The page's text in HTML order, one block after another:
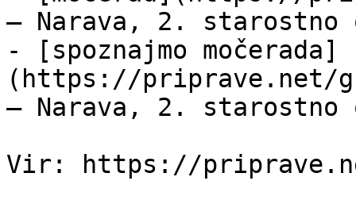
— Narava, 2. starostno
- [spoznajmo močerada]
(https://priprave.net/
— Narava, 2. starostno